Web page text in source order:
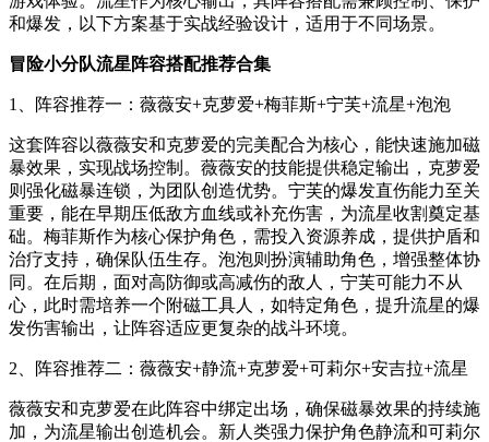
和爆发，以下方案基于实战经验设计，适用于不同场景。
冒险小分队流星阵容搭配推荐合集
1、阵容推荐一：薇薇安+克萝爱+梅菲斯+宁芙+流星+泡泡
这套阵容以薇薇安和克萝爱的完美配合为核心，能快速施加磁
暴效果，实现战场控制。薇薇安的技能提供稳定输出，克萝爱
则强化磁暴连锁，为团队创造优势。宁芙的爆发直伤能力至关
重要，能在早期压低敌方血线或补充伤害，为流星收割奠定基
础。梅菲斯作为核心保护角色，需投入资源养成，提供护盾和
治疗支持，确保队伍生存。泡泡则扮演辅助角色，增强整体协
同。在后期，面对高防御或高减伤的敌人，宁芙可能力不从
心，此时需培养一个附磁工具人，如特定角色，提升流星的爆
发伤害输出，让阵容适应更复杂的战斗环境。
2、阵容推荐二：薇薇安+静流+克萝爱+可莉尔+安吉拉+流星
薇薇安和克萝爱在此阵容中绑定出场，确保磁暴效果的持续施
加，为流星输出创造机会。新人类强力保护角色静流和可莉尔